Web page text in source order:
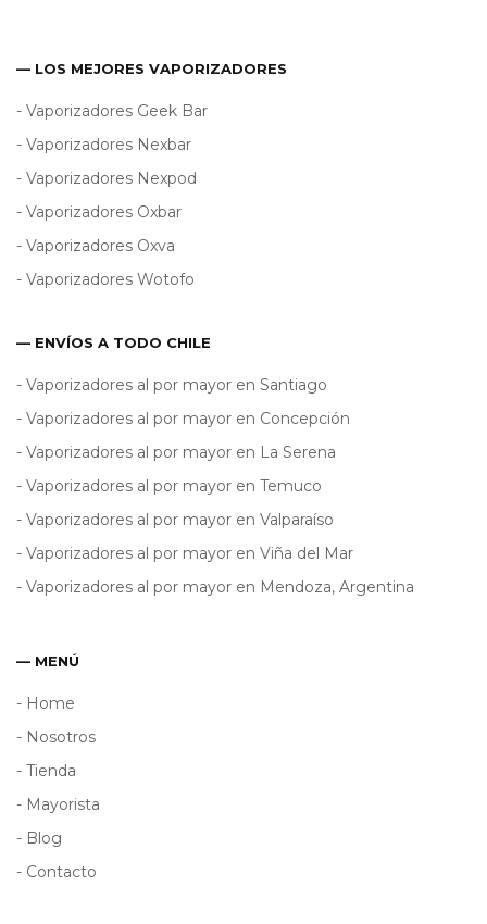
— LOS MEJORES VAPORIZADORES
- Vaporizadores Geek Bar
- Vaporizadores Nexbar
- Vaporizadores Nexpod
- Vaporizadores Oxbar
- Vaporizadores Oxva
- Vaporizadores Wotofo
— ENVÍOS A TODO CHILE
- Vaporizadores al por mayor en Santiago
- Vaporizadores al por mayor en Concepción
- Vaporizadores al por mayor en La Serena
- Vaporizadores al por mayor en Temuco
- Vaporizadores al por mayor en Valparaíso
- Vaporizadores al por mayor en Viña del Mar
- Vaporizadores al por mayor en Mendoza, Argentina
— MENÚ
- Home
- Nosotros
- Tienda
- Mayorista
- Blog
- Contacto